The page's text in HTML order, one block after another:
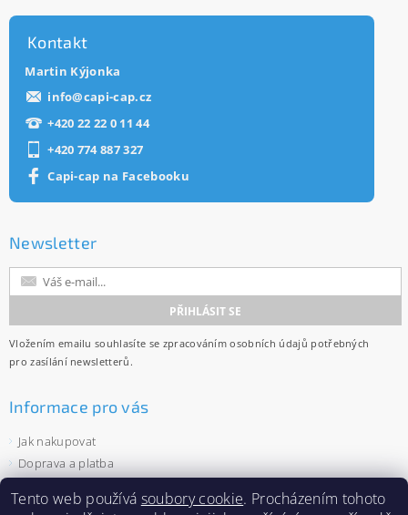
Kontakt
Martin Kýjonka
info@capi-cap.cz
+420 22 22 0 11 44
+420 774 887 327
Capi-cap na Facebooku
Newsletter
Vložením emailu souhlasíte se zpracováním osobních údajů potřebných
pro zasílání newsletterů.
Informace pro vás
Jak nakupovat
Doprava a platba
Ochrana osobních údajů
Tento web používá soubory cookie. Procházením tohoto